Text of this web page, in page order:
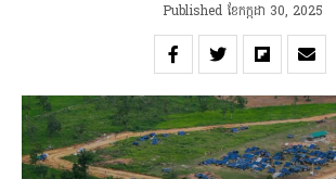
Published ខែ​កក្កដា 30, 2025